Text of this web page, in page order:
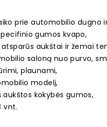
prie automobilio dugno
gumos kvapo,
aukštai ir žemai
saloną nuo purvo,
plaunami,
modelį,
kokybės gumos,
vnt.